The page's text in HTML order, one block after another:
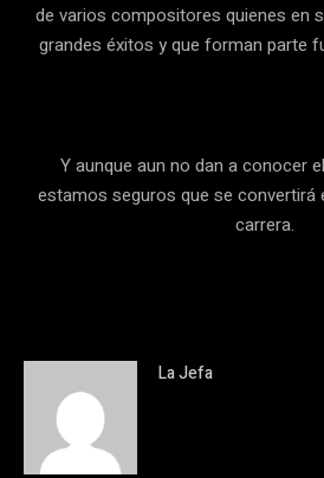
de varios compositores quienes en
grandes éxitos y que forman parte
Y aunque aun no dan a conocer
estamos seguros que se convertirá
carrera.
La Jefa